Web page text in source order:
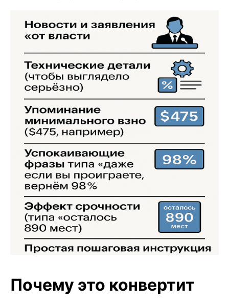
Почему это конвертит